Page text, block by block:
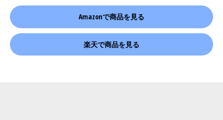
Amazonで商品を見る
楽天で商品を見る